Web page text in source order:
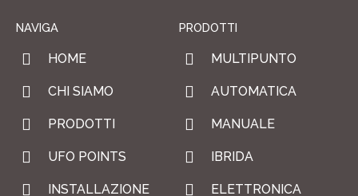
NAVIGA
HOME
CHI SIAMO
PRODOTTI
UFO POINTS
INSTALLAZIONE
PRODOTTI
MULTIPUNTO
AUTOMATICA
MANUALE
IBRIDA
ELETTRONICA